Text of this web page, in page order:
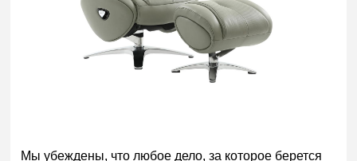
Мы убеждены, что любое дело, за которое берется